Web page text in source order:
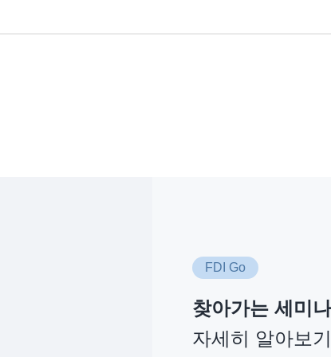
FDI Go
찾아가는 세미나
자세히 알아보기